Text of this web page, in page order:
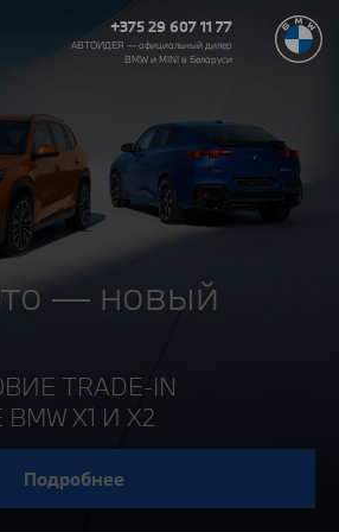
+375 29 607 11 77
АВТОИДЕЯ — официальный дилер
BMW и MINI в Беларуси‎
— новый
TRADE-IN
X1 И X2
Подробнее